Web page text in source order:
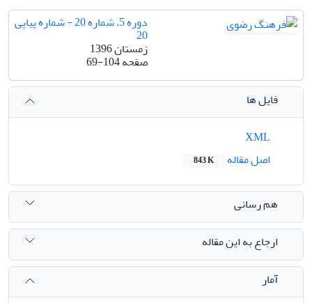
دوره 5، شماره 20 - شماره پیاپی
20
زمستان 1396
صفحه69-104
فایل ها
اصل مقاله
843 K
هم رسانی
ارجاع به این مقاله
آمار